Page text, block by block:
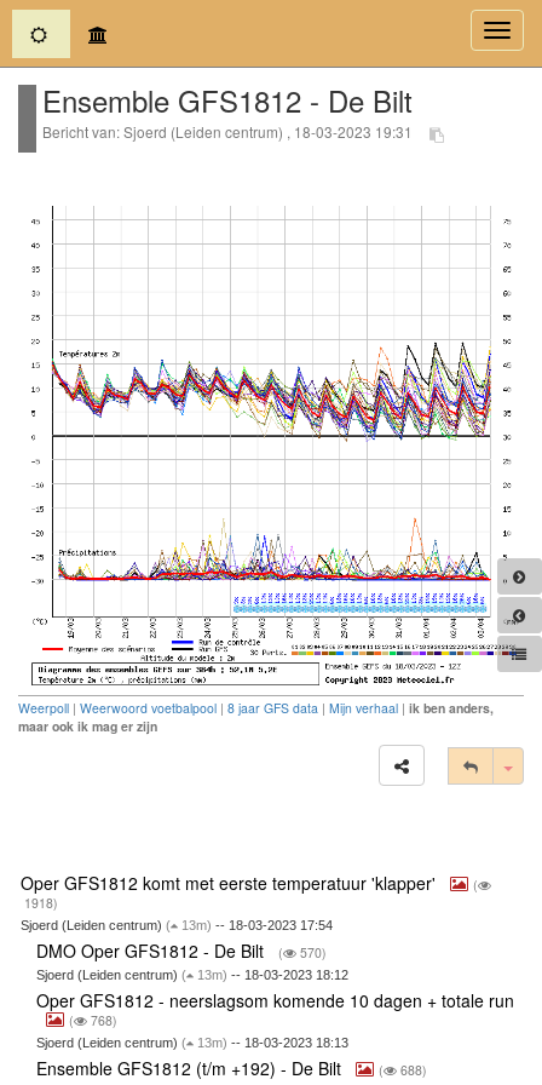
(current)
Ensemble GFS1812 - De Bilt
Bericht van: Sjoerd (Leiden centrum) , 18-03-2023 19:31
Weerpoll | Weerwoord voetbalpool | 8 jaar GFS data | Mijn verhaal | ik ben anders,
maar ook ik mag er zijn
Oper GFS1812 komt met eerste temperatuur 'klapper'
(
1918)
Sjoerd (Leiden centrum) ( 13m) -- 18-03-2023 17:54
DMO Oper GFS1812 - De Bilt ( 570)
Sjoerd (Leiden centrum) ( 13m) -- 18-03-2023 18:12
Oper GFS1812 - neerslagsom komende 10 dagen + totale run
( 768)
Sjoerd (Leiden centrum) ( 13m) -- 18-03-2023 18:13
Ensemble GFS1812 (t/m +192) - De Bilt ( 688)